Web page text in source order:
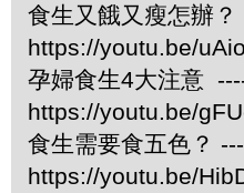
食生又餓又瘦怎辦
https://youtu.be/
孕婦食生4大注意
https://youtu.be/
食生需要食五色？
https://youtu.be/